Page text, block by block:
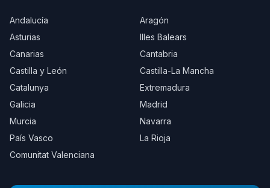
Andalucía
Aragón
Asturias
Illes Balears
Canarias
Cantabria
Castilla y León
Castilla-La Mancha
Catalunya
Extremadura
Galicia
Madrid
Murcia
Navarra
País Vasco
La Rioja
Comunitat Valenciana